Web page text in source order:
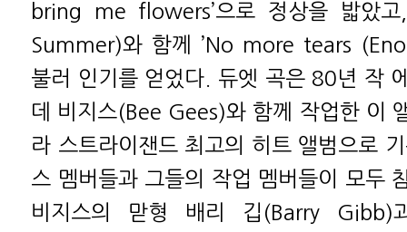
bring me flowers’으로 정상을 밟았
Summer)와 함께 ’No more tears
불러 인기를 얻었다. 듀엣 곡은 80년 작
데 비지스(Bee Gees)와 함께 작업한 이
라 스트라이잰드 최고의 히트 앨범으로
스 멤버들과 그들의 작업 멤버들이 모두
비지스의 맏형 배리 깁(Barry Gibb)